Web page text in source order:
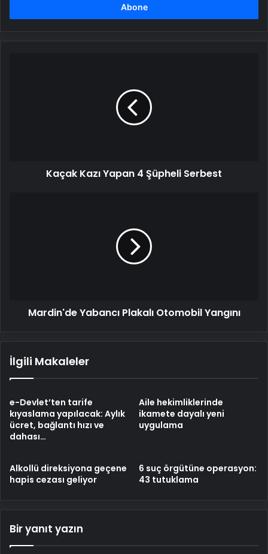
Kaçak Kazı Yapan 4 Şüpheli Serbest
Mardin'de Yabancı Plakalı Otomobil Yangını
İlgili Makaleler
e-Devlet’ten tarife
kıyaslama yapılacak: Aylık
ücret, bağlantı hızı ve
dahası…
Aile hekimliklerinde
ikamete dayalı yeni
uygulama
Alkollü direksiyona geçene
hapis cezası geliyor
6 suç örgütüne operasyon:
43 tutuklama
Bir yanıt yazın